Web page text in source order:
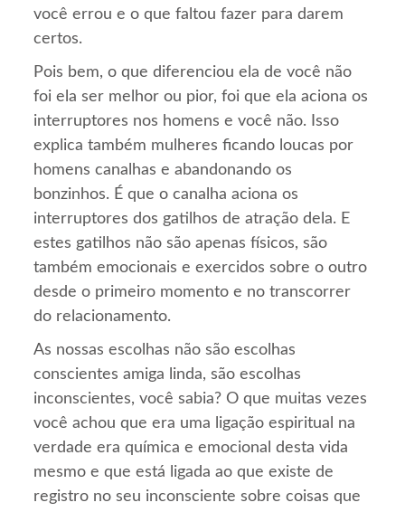
você errou e o que faltou fazer para darem
certos.
Pois bem, o que diferenciou ela de você não
foi ela ser melhor ou pior, foi que ela aciona os
interruptores nos homens e você não. Isso
explica também mulheres ficando loucas por
homens canalhas e abandonando os
bonzinhos. É que o canalha aciona os
interruptores dos gatilhos de atração dela. E
estes gatilhos não são apenas físicos, são
também emocionais e exercidos sobre o outro
desde o primeiro momento e no transcorrer
do relacionamento.
As nossas escolhas não são escolhas
conscientes amiga linda, são escolhas
inconscientes, você sabia? O que muitas vezes
você achou que era uma ligação espiritual na
verdade era química e emocional desta vida
mesmo e que está ligada ao que existe de
registro no seu inconsciente sobre coisas que